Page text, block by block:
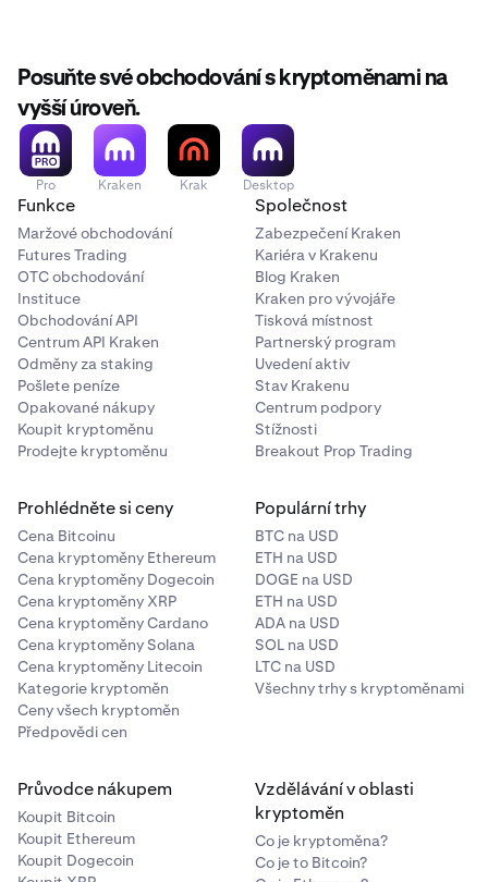
Posuňte své obchodování s kryptoměnami na
vyšší úroveň.
Pro Kraken Krak Desktop
Funkce
Maržové obchodování
Futures Trading
OTC obchodování
Instituce
Obchodování API
Centrum API Kraken
Odměny za staking
Pošlete peníze
Opakované nákupy
Koupit kryptoměnu
Prodejte kryptoměnu
Společnost
Zabezpečení Kraken
Kariéra v Krakenu
Blog Kraken
Kraken pro vývojáře
Tisková místnost
Partnerský program
Uvedení aktiv
Stav Krakenu
Centrum podpory
Stížnosti
Breakout Prop Trading
Prohlédněte si ceny
Cena Bitcoinu
Cena kryptoměny Ethereum
Cena kryptoměny Dogecoin
Cena kryptoměny XRP
Cena kryptoměny Cardano
Cena kryptoměny Solana
Cena kryptoměny Litecoin
Kategorie kryptoměn
Ceny všech kryptoměn
Předpovědi cen
Populární trhy
BTC na USD
ETH na USD
DOGE na USD
ETH na USD
ADA na USD
SOL na USD
LTC na USD
Všechny trhy s kryptoměnami
Průvodce nákupem
Koupit Bitcoin
Koupit Ethereum
Koupit Dogecoin
Vzdělávání v oblasti
kryptoměn
Co je kryptoměna?
Co je to Bitcoin?